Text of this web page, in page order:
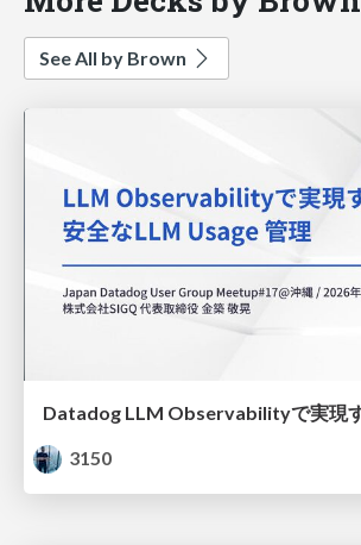
See All by Brown
3150